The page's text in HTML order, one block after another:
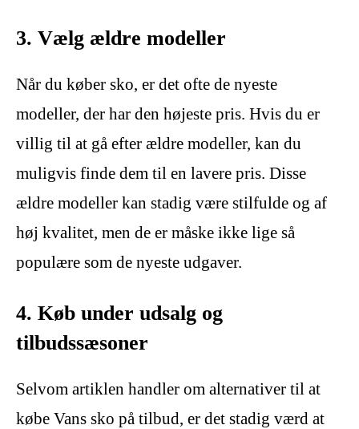
3. Vælg ældre modeller
Når du køber sko, er det ofte de nyeste
modeller, der har den højeste pris. Hvis du er
villig til at gå efter ældre modeller, kan du
muligvis finde dem til en lavere pris. Disse
ældre modeller kan stadig være stilfulde og af
høj kvalitet, men de er måske ikke lige så
populære som de nyeste udgaver.
4. Køb under udsalg og
tilbudssæsoner
Selvom artiklen handler om alternativer til at
købe Vans sko på tilbud, er det stadig værd at